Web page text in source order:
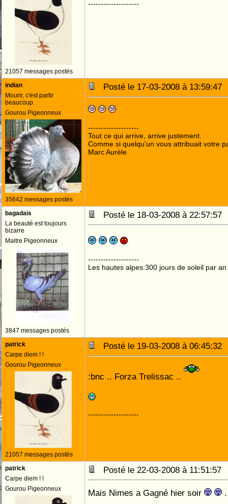
21057 messages postés
--------------------
indian
Mourir, c'est partir
beaucoup.
Gourou Pigeonneux
35642 messages postés
Posté le 17-03-2008 à
--------------------
Tout ce qui arrive, arrive justement.
Comme si quelqu'un vous attribuait votre
Marc Aurèle
bagadais
La beauté est toujours
bizarre
Maitre Pigeonneux
3847 messages postés
Posté le 18-03-2008 à
--------------------
Les hautes alpes:300 jours de soleil par an
patrick
Carpe diem ! !
Gourou Pigeonneux
21057 messages postés
Posté le 19-03-2008 à
:bnc .. Forza Trelissac ..
--------------------
patrick
Carpe diem ! !
Gourou Pigeonneux
Posté le 22-03-2008 à
Mais Nimes a Gagné hier soir